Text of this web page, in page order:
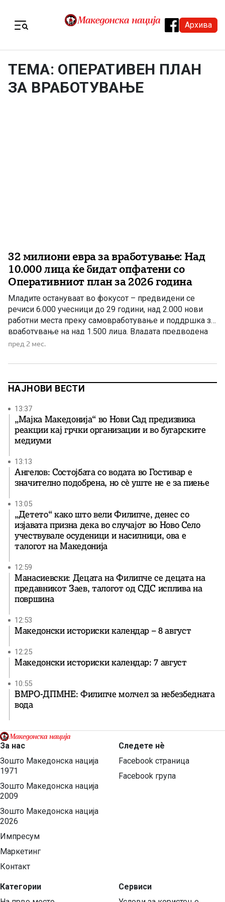
Архива
ТЕМА: ОПЕРАТИВЕН ПЛАН
ЗА ВРАБОТУВАЊЕ
32 милиони евра за вработување: Над
10.000 лица ќе бидат опфатени со
Оперативниот план за 2026 година
Младите остануваат во фокусот – предвидени се
речиси 6.000 учесници до 29 години, над 2.000 нови
работни места преку самовработување и поддршка за
вработување на над 1.500 лица. Владата предводена
од ВМРО-ДПМНЕ активно работи на справување со
програми насочени кон отворање нови работни места,
пред 2 мес.
НАЈНОВИ ВЕСТИ
13:37
„Мајка Македонија“ во Нови Сад предизвика
реакции кај грчки организации и во бугарските
медиуми
13:13
Ангелов: Состојбата со водата во Гостивар е
значително подобрена, но сè уште не е за пиење
13:05
„Детето“ како што вели Филипче, денес со
изјавата призна дека во случајот во Ново Село
учествувале осуденици и насилници, ова е
талогот на Македонија
12:59
Манасиевски: Децата на Филипче се децата на
предавникот Заев, талогот од СДС исплива на
површина
12:53
Македонски историски календар – 8 август
12:25
Македонски историски календар: 7 август
10:55
ВМРО-ДПМНЕ: Филипче молчел за небезбедната
вода
За нас
Зошто Македонска нација
1971
Зошто Македонска нација
2009
Зошто Македонска нација
2026
Импресум
Маркетинг
Контакт
Категории
Следете нѐ
Facebook страница
Facebook група
Сервиси